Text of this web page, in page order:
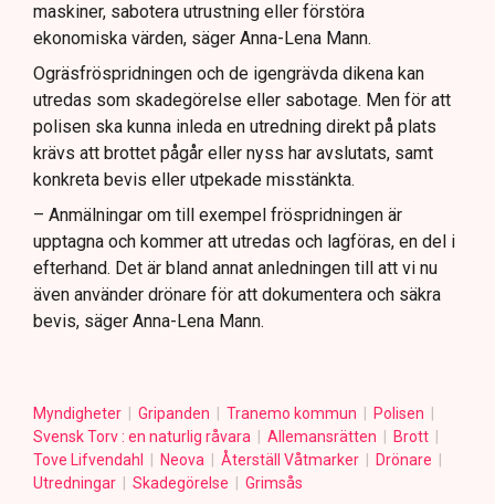
maskiner, sabotera utrustning eller förstöra
ekonomiska värden, säger Anna-Lena Mann.
Ogräsfröspridningen och de igengrävda dikena kan
utredas som skadegörelse eller sabotage. Men för att
polisen ska kunna inleda en utredning direkt på plats
krävs att brottet pågår eller nyss har avslutats, samt
konkreta bevis eller utpekade misstänkta.
– Anmälningar om till exempel fröspridningen är
upptagna och kommer att utredas och lagföras, en del i
efterhand. Det är bland annat anledningen till att vi nu
även använder drönare för att dokumentera och säkra
bevis, säger Anna-Lena Mann.
Myndigheter Gripanden Tranemo kommun
Polisen
Svensk Torv : en naturlig råvara
Allemansrätten
Brott
Tove Lifvendahl
Neova Återställ Våtmarker
Drönare
Utredningar
Skadegörelse Grimsås